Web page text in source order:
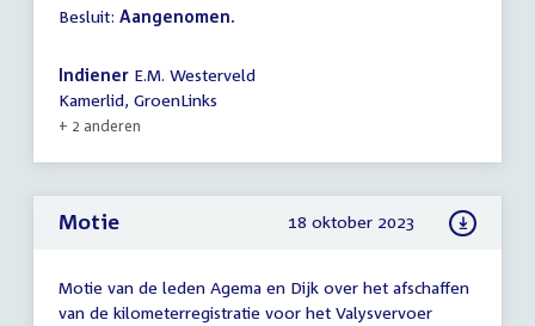
Besluit: Aangenomen.
Indiener E.M. Westerveld
Kamerlid, GroenLinks
+ 2 anderen
Motie 18 oktober 2023
Motie van de leden Agema en Dijk over het afschaffen
van de kilometerregistratie voor het Valysvervoer